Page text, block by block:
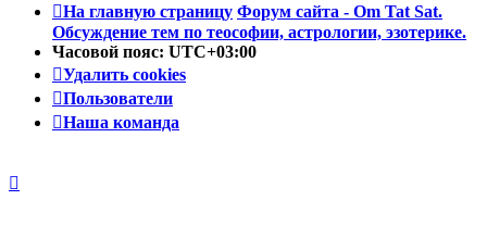
На главную страницу Форум сайта - Om Tat Sat.
Обсуждение тем по теософии, астрологии, эзотерике.
Часовой пояс: UTC+03:00
Удалить cookies
Пользователи
Наша команда